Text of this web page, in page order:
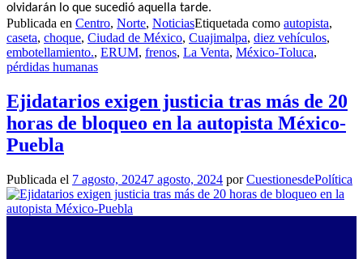
olvidarán lo que sucedió aquella tarde.
Publicada en Centro, Norte, NoticiasEtiquetada como autopista,
caseta, choque, Ciudad de México, Cuajimalpa, diez vehículos,
embotellamiento., ERUM, frenos, La Venta, México-Toluca,
pérdidas humanas
Ejidatarios exigen justicia tras más de 20
horas de bloqueo en la autopista México-
Puebla
Publicada el 7 agosto, 20247 agosto, 2024 porCuestionesdePolítica